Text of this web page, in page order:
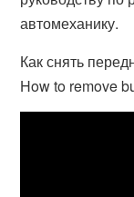
автомеханику.
Как снять
How to remove